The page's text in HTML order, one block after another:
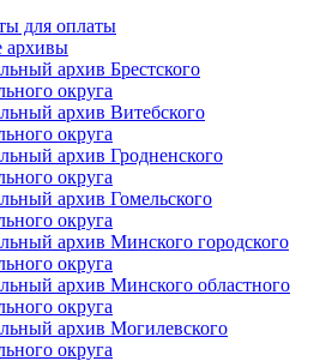
для оплаты
архивы
архив Брестского
округа
архив Витебского
округа
архив Гродненского
округа
архив Гомельского
округа
архив Минского городского
округа
архив Минского областного
округа
архив Могилевского
округа